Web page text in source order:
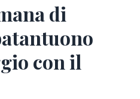
di
con il